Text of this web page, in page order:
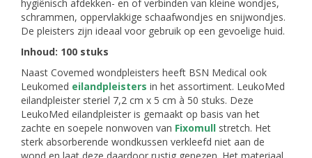
hygiënisch afdekken- en of verbinden van kleine wondjes,
schrammen, oppervlakkige schaafwondjes en snijwondjes.
De pleisters zijn ideaal voor gebruik op een gevoelige huid.
Inhoud: 100 stuks
Naast Covemed wondpleisters heeft BSN Medical ook
Leukomed eilandpleisters in het assortiment. LeukoMed
eilandpleister steriel 7,2 cm x 5 cm à 50 stuks. Deze
LeukoMed eilandpleister is gemaakt op basis van het
zachte en soepele nonwoven van Fixomull stretch. Het
sterk absorberende wondkussen verkleefd niet aan de